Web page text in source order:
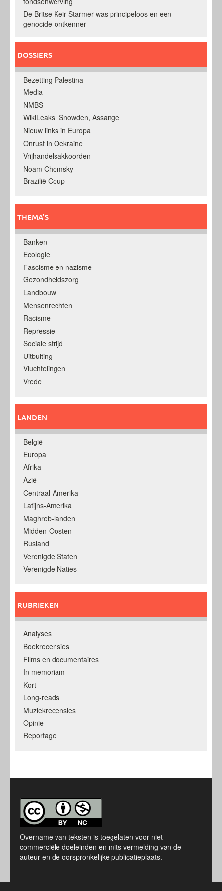
De Britse Keir Starmer was principeloos en een
genocide-ontkenner
DOSSIERS
Bezetting Palestina
Media
NMBS
WikiLeaks, Snowden, Assange
Nieuw links in Europa
Onrust in Oekraine
Vrijhandelsakkoorden
Noam Chomsky
Brazilië Coup
THEMA’S
Banken
Ecologie
Fascisme en nazisme
Gezondheidszorg
Landbouw
Mensenrechten
Racisme
Repressie
Sociale strijd
Uitbuiting
Vluchtelingen
Vrede
LANDEN
België
Europa
Afrika
Azië
Centraal-Amerika
Latijns-Amerika
Maghreb-landen
Midden-Oosten
Rusland
Verenigde Staten
Verenigde Naties
RUBRIEKEN
Analyses
Boekrecensies
Films en documentaires
In memoriam
Kort
Long-reads
Muziekrecensies
Opinie
Reportage
Overname van teksten is toegelaten voor niet
commerciële doeleinden en mits vermelding van de
auteur en de oorspronkelijke publicatieplaats.